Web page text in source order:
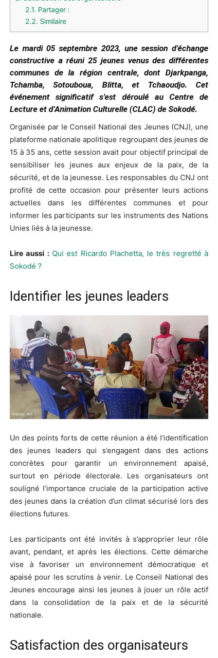
2.1. Partager :
2.2. Similaire
Le mardi 05 septembre 2023, une session d’échange
constructive a réuni 25 jeunes venus des différentes
communes de la région centrale, dont Djarkpanga,
Tchamba, Sotouboua, Blitta, et Tchaoudjo. Cet
événement significatif s’est déroulé au Centre de
Lecture et d’Animation Culturelle (CLAC) de Sokodé.
Organisée par le Conseil National des Jeunes (CNJ), une
plateforme nationale apolitique regroupant des jeunes de
15 à 35 ans, cette session avait pour objectif principal de
sensibiliser les jeunes aux enjeux de la paix, de la
sécurité, et de la jeunesse. Les responsables du CNJ ont
profité de cette occasion pour présenter leurs actions
actuelles dans les différentes communes et pour
informer les participants sur les instruments des Nations
Unies liés à la jeunesse.
Lire aussi : Qui est Ricardo Plachetta, le très regretté à
Sokodé ?
Identifier les jeunes leaders
Un des points forts de cette réunion a été l’identification
des jeunes leaders qui s’engagent dans des actions
concrètes pour garantir un environnement apaisé,
surtout en période électorale. Les organisateurs ont
souligné l’importance cruciale de la participation active
des jeunes dans la création d’un climat sécurisé lors des
élections futures.
Les participants ont été invités à s’approprier leur rôle
avant, pendant, et après les élections. Cette démarche
vise à favoriser un environnement démocratique et
apaisé pour les scrutins à venir. Le Conseil National des
Jeunes encourage ainsi les jeunes à jouer un rôle actif
dans la consolidation de la paix et de la sécurité
nationale.
Satisfaction des organisateurs